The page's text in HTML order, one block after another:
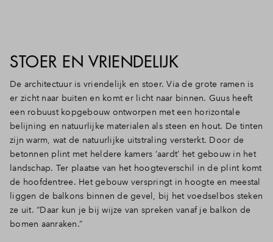
STOER EN VRIENDELIJK
De architectuur is vriendelijk en stoer. Via de grote ramen is
er zicht naar buiten en komt er licht naar binnen. Guus heeft
een robuust kopgebouw ontworpen met een horizontale
belijning en natuurlijke materialen als steen en hout. De tinten
zijn warm, wat de natuurlijke uitstraling versterkt. Door de
betonnen plint met heldere kamers ‘aardt’ het gebouw in het
landschap. Ter plaatse van het hoogteverschil in de plint komt
de hoofdentree. Het gebouw verspringt in hoogte en meestal
liggen de balkons binnen de gevel, bij het voedselbos steken
ze uit. “Daar kun je bij wijze van spreken vanaf je balkon de
bomen aanraken.”